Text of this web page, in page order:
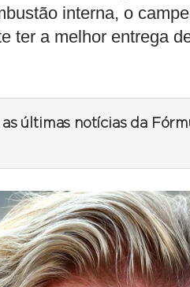
interna, o
ter a melhor entrega
últimas notícias da